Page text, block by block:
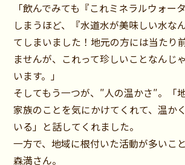
「飲んでみても『これミネラルウォー
しまうほど、『水道水が美味しい水な
てしまいました！地元の方には当たり
ませんが、これって珍しいことなんじ
います。」
そしてもう一つが、″人の温かさ″。「
家族のことを気にかけてくれて、温か
いる」と話してくれました。
一方で、地域に根付いた活動が多いこ
森満さん。